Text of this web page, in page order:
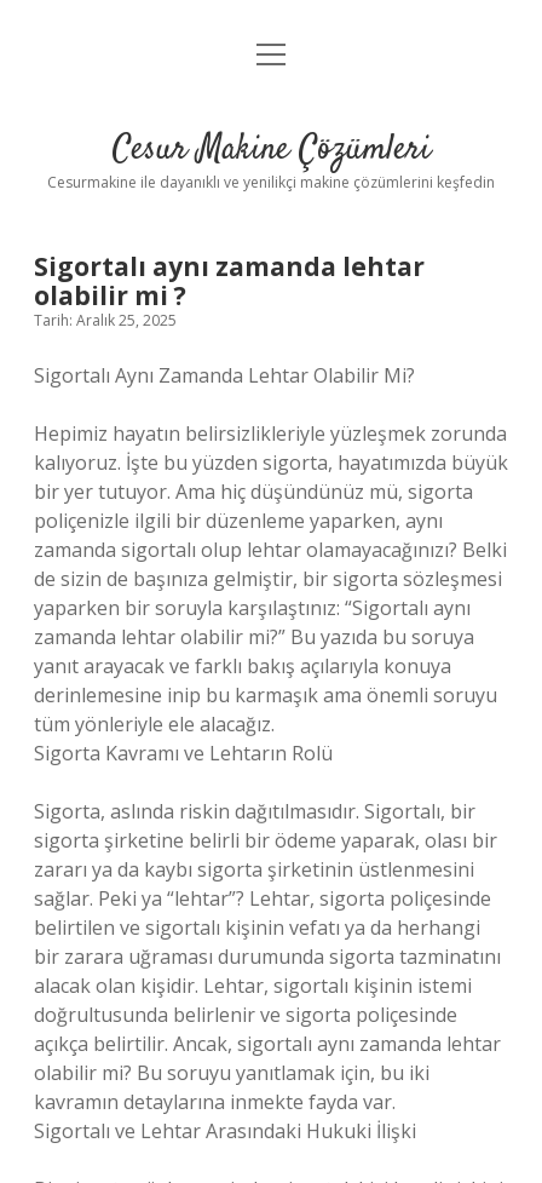
Anasayfa
Yasal Uyarı
menüyü
Cesur Makine Çözümleri
Cesurmakine ile dayanıklı ve yenilikçi makine çözümlerini keşfedin
Sigortalı aynı zamanda lehtar
olabilir mi ?
Tarih: Aralık 25, 2025
Sigortalı Aynı Zamanda Lehtar Olabilir Mi?
Hepimiz hayatın belirsizlikleriyle yüzleşmek zorunda
kalıyoruz. İşte bu yüzden sigorta, hayatımızda büyük
bir yer tutuyor. Ama hiç düşündünüz mü, sigorta
poliçenizle ilgili bir düzenleme yaparken, aynı
zamanda sigortalı olup lehtar olamayacağınızı? Belki
de sizin de başınıza gelmiştir, bir sigorta sözleşmesi
yaparken bir soruyla karşılaştınız: “Sigortalı aynı
zamanda lehtar olabilir mi?” Bu yazıda bu soruya
yanıt arayacak ve farklı bakış açılarıyla konuya
derinlemesine inip bu karmaşık ama önemli soruyu
tüm yönleriyle ele alacağız.
Sigorta Kavramı ve Lehtarın Rolü
Sigorta, aslında riskin dağıtılmasıdır. Sigortalı, bir
sigorta şirketine belirli bir ödeme yaparak, olası bir
zararı ya da kaybı sigorta şirketinin üstlenmesini
sağlar. Peki ya “lehtar”? Lehtar, sigorta poliçesinde
belirtilen ve sigortalı kişinin vefatı ya da herhangi
bir zarara uğraması durumunda sigorta tazminatını
alacak olan kişidir. Lehtar, sigortalı kişinin istemi
doğrultusunda belirlenir ve sigorta poliçesinde
açıkça belirtilir. Ancak, sigortalı aynı zamanda lehtar
olabilir mi? Bu soruyu yanıtlamak için, bu iki
kavramın detaylarına inmekte fayda var.
Sigortalı ve Lehtar Arasındaki Hukuki İlişki